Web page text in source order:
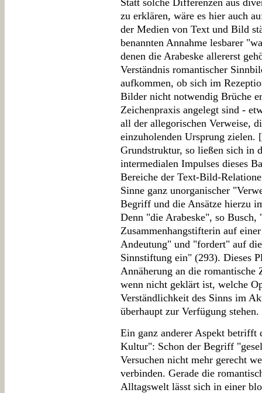
Statt solche Differenzen aus
zu erklären, wäre es hier auch
der Medien von Text und Bild
benannten Annahme lesbarer
denen die Arabeske allererst
Verständnis romantischer
aufkommen, ob sich im
Bilder nicht notwendig Brüche
Zeichenpraxis angelegt sind -
all der allegorischen Verweise,
einzuholenden Ursprung zielen. [
Grundstruktur, so ließen sich in
intermedialen Impulses dieses
Bereiche der Text-Bild-
Sinne ganz unorganischer
Begriff und die Ansätze hierzu
Denn "die Arabeske", so Busch,
Zusammenhangstifterin auf
Andeutung" und "fordert" auf
Sinnstiftung ein" (293). Dieses
Annäherung an die romantische
wenn nicht geklärt ist, welche
Verständlichkeit des Sinns im
überhaupt zur Verfügung stehen.
Ein ganz anderer Aspekt betrifft
Kultur": Schon der Begriff
Versuchen nicht mehr gerecht
verbinden. Gerade die
Alltagswelt lässt sich in einer